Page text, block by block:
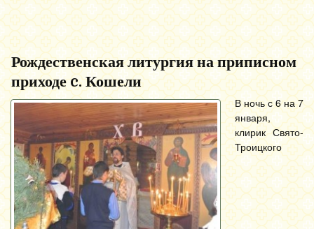
Рождественская литургия на приписном
приходе c. Кошели
В ночь с 6 на 7
января,
клирик Свято-
Троицкого